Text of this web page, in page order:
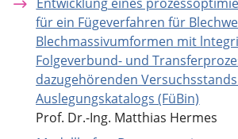
für ein Fügeverfahren für
Blechmassivumformen mit
Folgeverbund- und
dazugehörenden
Auslegungskatalogs (FüBin)
Prof. Dr.-Ing. Matthias Hermes